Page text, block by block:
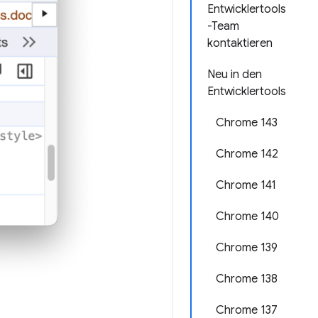
Entwicklertools
-Team
kontaktieren
Neu in den
Entwicklertools
Chrome 143
Chrome 142
Chrome 141
Chrome 140
Chrome 139
Chrome 138
Chrome 137